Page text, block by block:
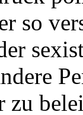
so